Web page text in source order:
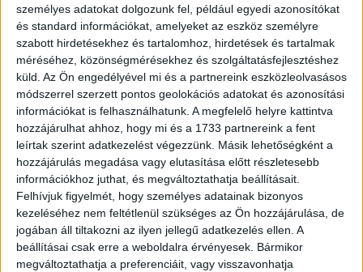
személyes adatokat dolgozunk fel, például egyedi azonosítókat
és standard információkat, amelyeket az eszköz személyre
szabott hirdetésekhez és tartalomhoz, hirdetések és tartalmak
méréséhez, közönségmérésekhez és szolgáltatásfejlesztéshez
küld. Az Ön engedélyével mi és a partnereink eszközleolvasásos
módszerrel szerzett pontos geolokációs adatokat és azonosítási
információkat is felhasználhatunk. A megfelelő helyre kattintva
hozzájárulhat ahhoz, hogy mi és a 1733 partnereink a fent
leírtak szerint adatkezelést végezzünk. Másik lehetőségként a
hozzájárulás megadása vagy elutasítása előtt részletesebb
információkhoz juthat, és megváltoztathatja beállításait.
Felhívjuk figyelmét, hogy személyes adatainak bizonyos
kezeléséhez nem feltétlenül szükséges az Ön hozzájárulása, de
jogában áll tiltakozni az ilyen jellegű adatkezelés ellen. A
beállításai csak erre a weboldalra érvényesek. Bármikor
megváltoztathatja a preferenciáit, vagy visszavonhatja
Valentin-nap: ide utaznak a szerelmesek
Kutatás 2026. február 12.
Valentin-nap hétvégéjén a Szallas.hu belföldi
foglalásainak háromnegyede két főre szól. A többség két
éjszakára foglal, hotelt választ, azon belül is a
négycsillagos kategória emelkedik...